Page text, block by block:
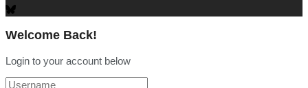
Welcome Back!
Login to your account below